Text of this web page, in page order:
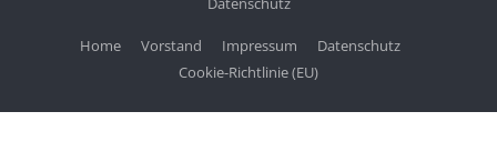
Home Vorstand Impressum
Datenschutz
Cookie-Richtlinie (EU)